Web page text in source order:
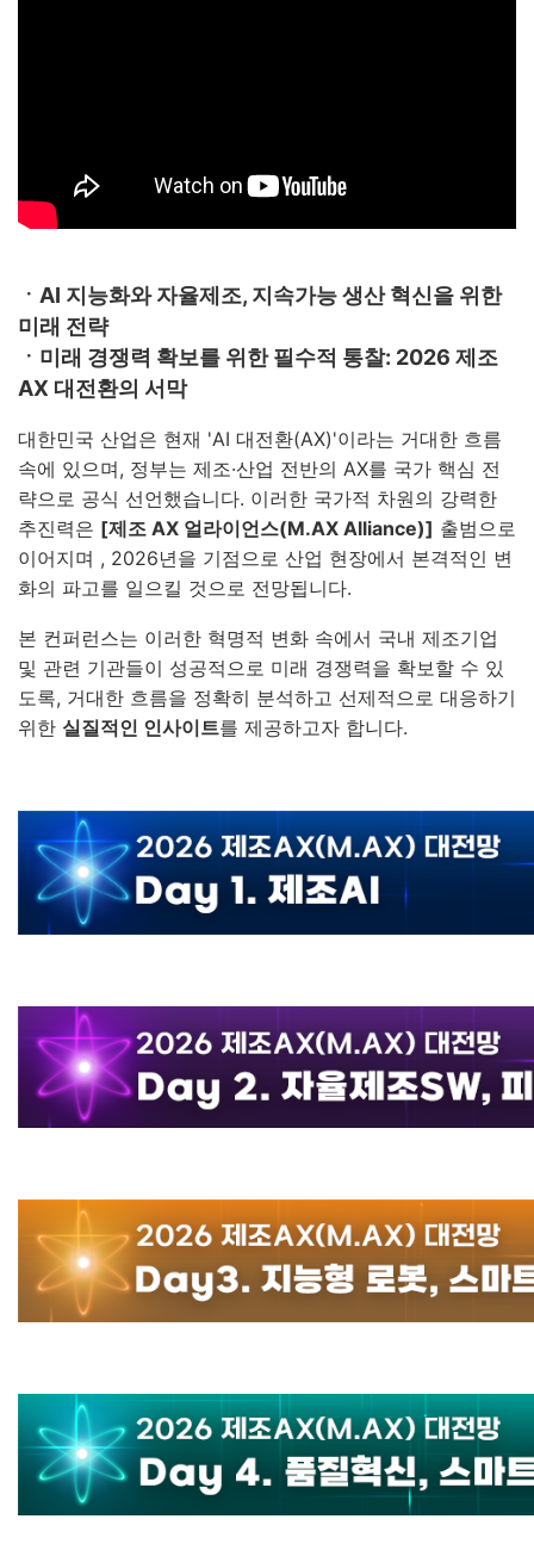
ㆍAI 지능화와 자율제조, 지속가능 생산 혁신을 위한
미래 전략
ㆍ미래 경쟁력 확보를 위한 필수적 통찰: 2026 제조
AX 대전환의 서막
대한민국 산업은 현재 'AI 대전환(AX)'이라는 거대한 흐름
속에 있으며, 정부는 제조·산업 전반의 AX를 국가 핵심 전
략으로 공식 선언했습니다. 이러한 국가적 차원의 강력한
추진력은 [제조 AX 얼라이언스(M.AX Alliance)] 출범으로
이어지며 , 2026년을 기점으로 산업 현장에서 본격적인 변
화의 파고를 일으킬 것으로 전망됩니다.
본 컨퍼런스는 이러한 혁명적 변화 속에서 국내 제조기업
및 관련 기관들이 성공적으로 미래 경쟁력을 확보할 수 있
도록, 거대한 흐름을 정확히 분석하고 선제적으로 대응하기
위한 실질적인 인사이트를 제공하고자 합니다.